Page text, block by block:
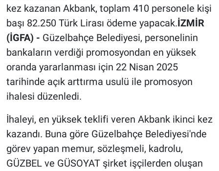
kez kazanan Akbank, toplam 410 personele kişi
başı 82.250 Türk Lirası ödeme yapacak.İZMİR
(İGFA) - Güzelbahçe Belediyesi, personelinin
bankaların verdiği promosyondan en yüksek
oranda yararlanması için 22 Nisan 2025
tarihinde açık arttırma usulü ile promosyon
ihalesi düzenledi.
İhaleyi, en yüksek teklifi veren Akbank ikinci kez
kazandı. Buna göre Güzelbahçe Belediyesi'nde
görev yapan memur, sözleşmeli, kadrolu,
GÜZBEL ve GÜSOYAT şirket işçilerden oluşan